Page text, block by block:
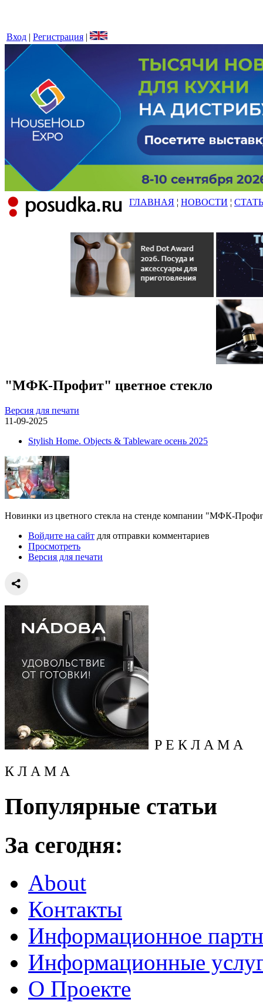
Вход | Регистрация |
ГЛАВНАЯ ¦ НОВОСТИ ¦
"МФК-Профит" цветное стекло
Версия для печати
11-09-2025
Stylish Home. Objects & Tableware осень 2025
Новинки из цветного стекла на стенде компании "МФК-
Войдите на сайт для отправки комментариев
Просмотреть
Версия для печати
Р Е К Л А М А
К Л А М А
Популярные статьи
За сегодня:
About
Контакты
Информационное
Информационные
О Проекте